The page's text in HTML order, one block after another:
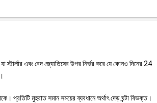
স্টার্লার এবং বেদ জ্যোতিষের উপর নির্ভর করে যে কোনও দিনের 24
প্রতিটি মুহুরাত সমান সময়ের ব্যবধানে অর্থাৎ দেড় ঘন্টা বিভক্ত।